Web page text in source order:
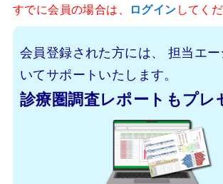
すでに会員の場合は、
ログインしてくだ
会員登録された方には、
担当エ
いてサポートいたします。
診療圏調査レポートもプレ